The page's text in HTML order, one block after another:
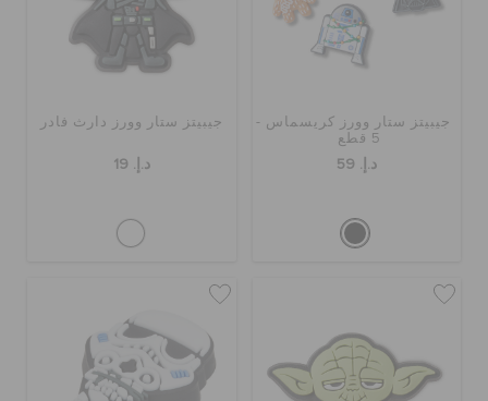
تسجيل الدخول / اشتراك
قائمة الامنيات
جيبيتز ستار وورز كريسماس -
5 قطع
د.إ. 59
جيبيتز ستار وورز دارث فادر
د.إ. 19